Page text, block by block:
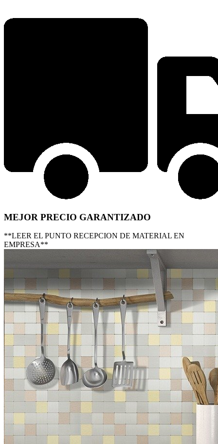
MEJOR PRECIO GARANTIZADO
**LEER EL PUNTO RECEPCION DE MATERIAL EN
EMPRESA**